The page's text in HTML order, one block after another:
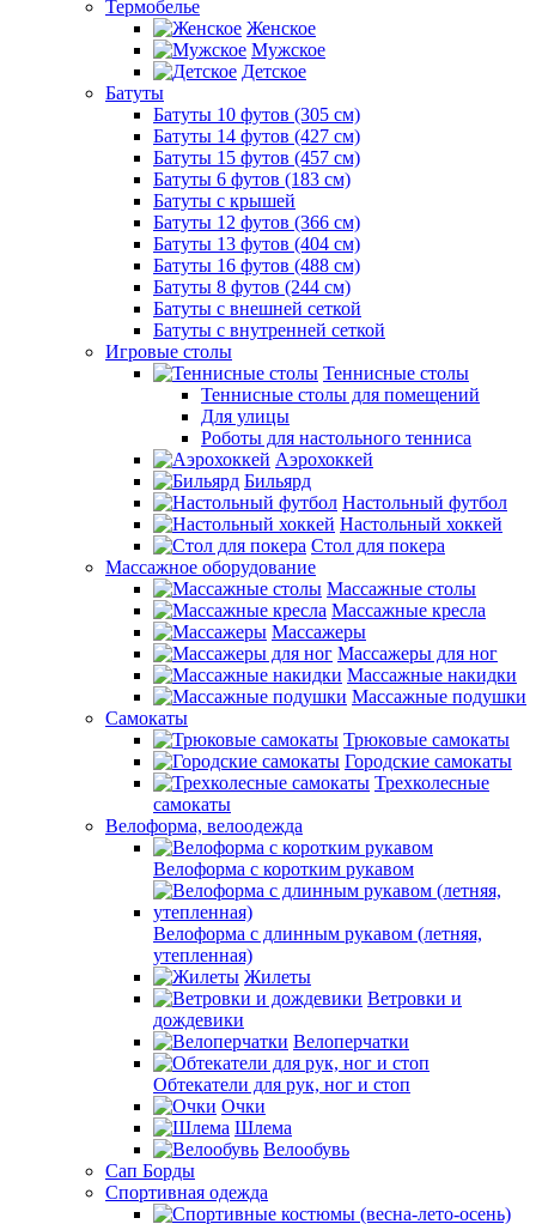
Термобелье
Женское
Мужское
Детское
Батуты
Батуты 10 футов (305 см)
Батуты 14 футов (427 см)
Батуты 15 футов (457 см)
Батуты 6 футов (183 см)
Батуты с крышей
Батуты 12 футов (366 см)
Батуты 13 футов (404 см)
Батуты 16 футов (488 см)
Батуты 8 футов (244 см)
Батуты с внешней сеткой
Батуты с внутренней сеткой
Игровые столы
Теннисные столы
Теннисные столы для помещений
Для улицы
Роботы для настольного тенниса
Аэрохоккей
Бильярд
Настольный футбол
Настольный хоккей
Стол для покера
Массажное оборудование
Массажные столы
Массажные кресла
Массажеры
Массажеры для ног
Массажные накидки
Массажные подушки
Самокаты
Трюковые самокаты
Городские самокаты
Трехколесные
самокаты
Велоформа, велоодежда
Велоформа с коротким рукавом
Велоформа с длинным рукавом (летняя,
утепленная)
Жилеты
Ветровки и
дождевики
Велоперчатки
Обтекатели для рук, ног и стоп
Очки
Шлема
Велообувь
Сап Борды
Спортивная одежда